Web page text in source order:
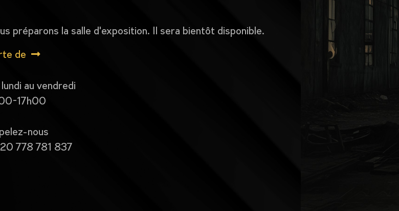
préparons la salle d'exposition. Il sera bientôt disponible.
de
au vendredi
17h00
nous
778 781 837